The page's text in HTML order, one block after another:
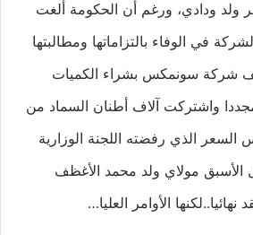
ولد ودادي، ورغم أن الحكومة ألغت
في الوفاء بالتزاماتها ومطالبتها
شركة سونمكس بشراء الكميات
واشتركت آلاف أطنان السماد من
الذي رفضته اللجنة الوزارية
الأسبق مولاي ولد محمد الأغظف
الأوامر العليا…